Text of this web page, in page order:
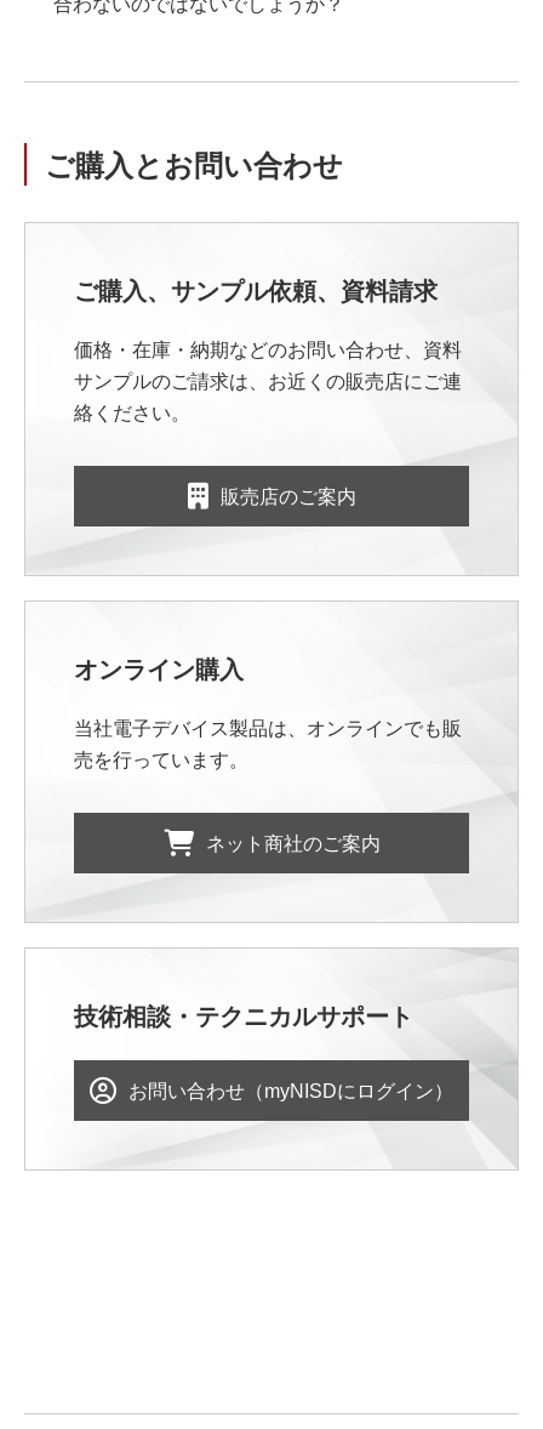
合わないのではないでしょうか？
ご購入とお問い合わせ
ご購入、サンプル依頼、資料請求
価格・在庫・納期などのお問い合わせ、資料
サンプルのご請求は、お近くの販売店にご連
絡ください。
販売店のご案内
オンライン購入
当社電子デバイス製品は、オンラインでも販
売を行っています。
ネット商社のご案内
技術相談・テクニカルサポート
お問い合わせ（myNISDにログイン）